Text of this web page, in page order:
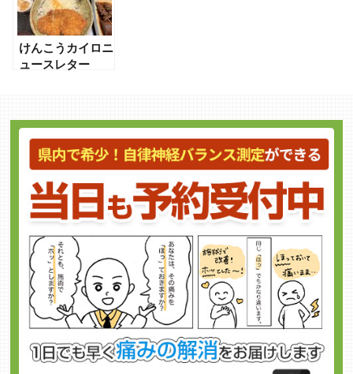
けんこうカイロニ
ュースレター